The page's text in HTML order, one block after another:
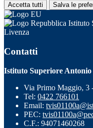
Accetta tutti Salva le
Istituto
Livenza
Contatti
Istituto Superiore
Via Primo Maggio, 3
Tel: 0422 766101
Email:
PEC:
C.F.: 94071460268